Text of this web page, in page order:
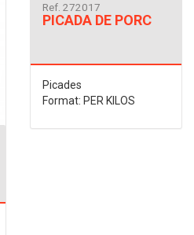
Ref. 272017
PICADA DE PORC
Picades
Format: PER KILOS